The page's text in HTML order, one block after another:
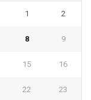
1 2
8 9
15 16
22 23